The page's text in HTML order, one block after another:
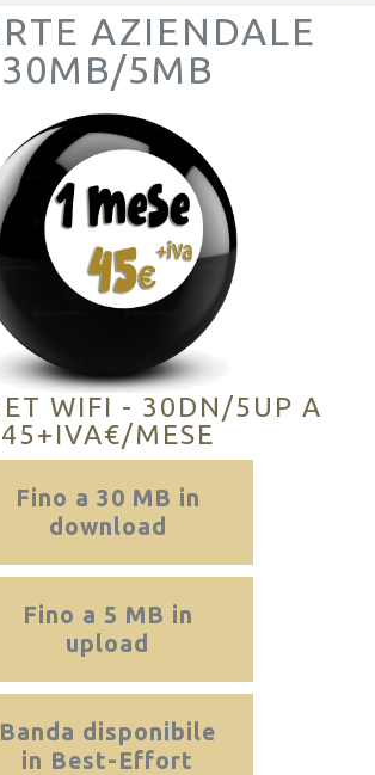
AZIENDALE
30MB/5MB
WIFI - 30DN/5UP A
45+IVA€/MESE
Fino a 30 MB in
download
Fino a 5 MB in
upload
Banda disponibile
in Best-Effort